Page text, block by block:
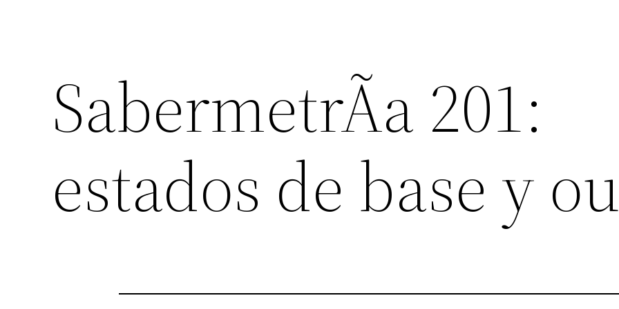
SabermetrÃ­a 201:
estados de base y